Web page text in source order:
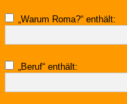
„Warum Roma?“ enthält:
„Beruf“ enthält: